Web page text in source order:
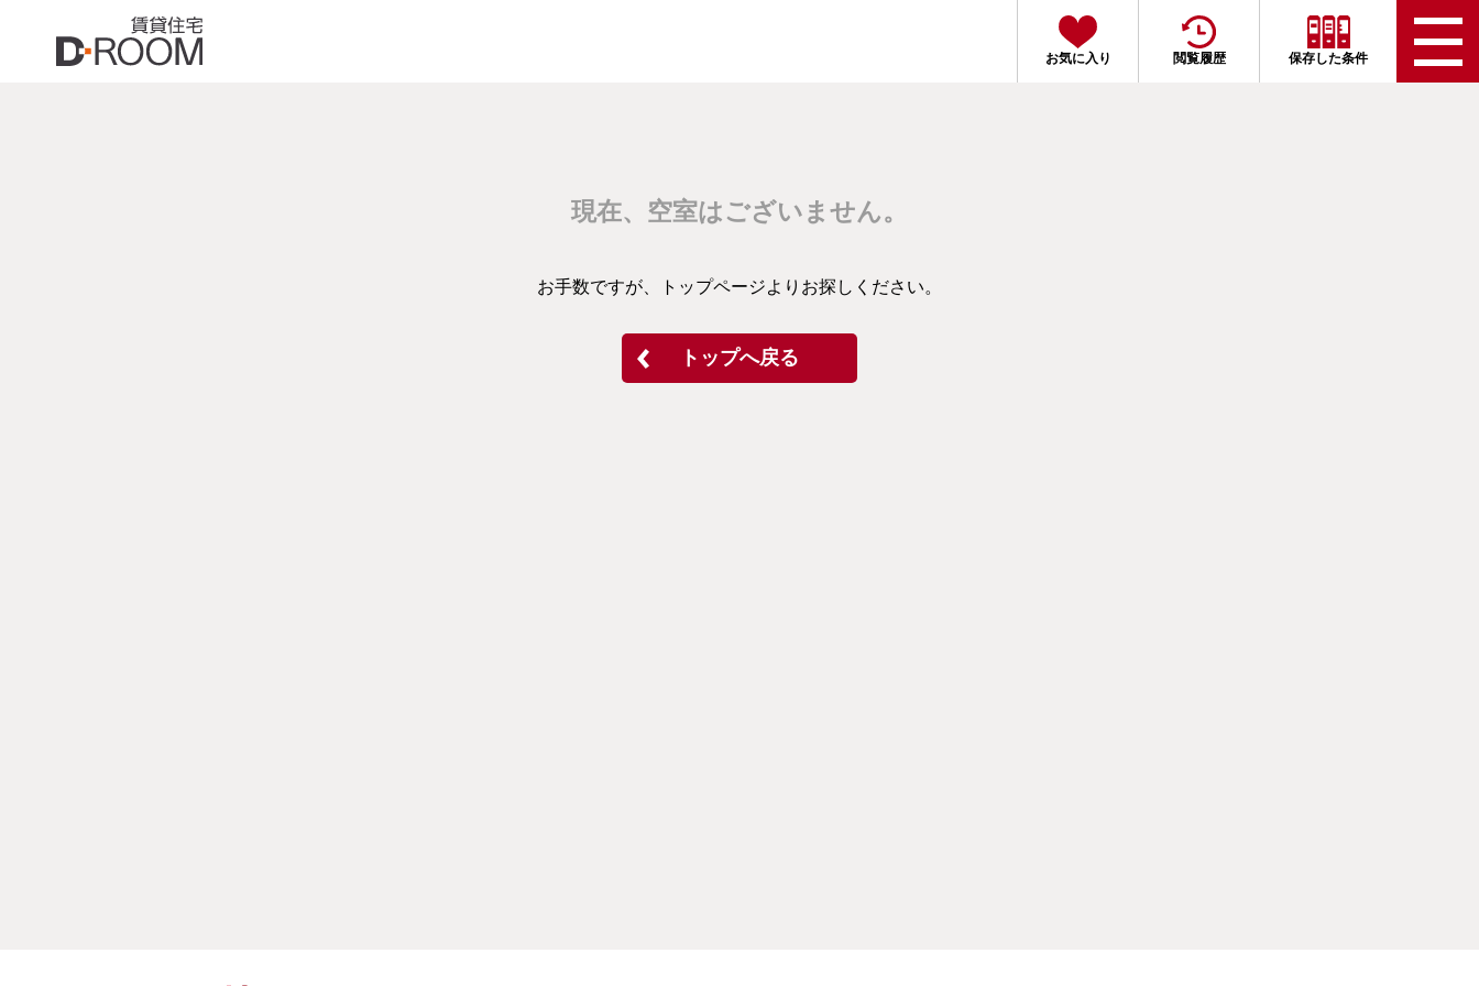
お気に入り 閲覧履歴 保存した条件
現在、空室はございません。
お手数ですが、トップページよりお探しください。
トップへ戻る